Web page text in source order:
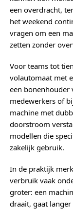
een overdracht,
het weekend
vragen om een
zetten zonder
Voor teams tot
volautomaat met
een bonenhouder
medewerkers of
machine met
doorstroom
modellen die
zakelijk gebruik.
In de praktijk
verbruik vaak
groter: een
draait, gaat